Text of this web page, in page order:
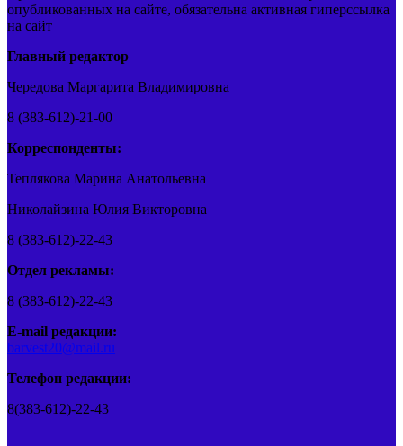
опубликованных на сайте, обязательна активная гиперссылка
на сайт
Главный редактор
Чередова Маргарита Владимировна
8 (383-612)-21-00
Корреспонденты:
Теплякова Марина Анатольевна
Николайзина Юлия Викторовна
8 (383-612)-22-43
Отдел рекламы:
8 (383-612)-22-43
E-mail редакции:
barvest20@mail.ru
Телефон редакции:
8(383-612)-22-43